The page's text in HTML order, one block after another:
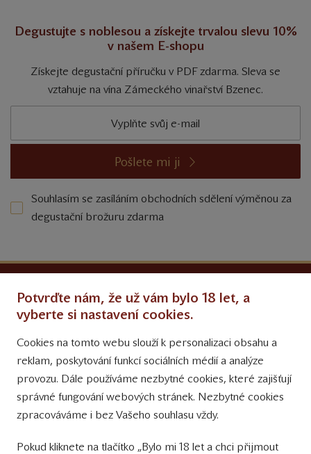
Degustujte s noblesou a získejte trvalou slevu 10%
v našem E-shopu
Získejte degustační příručku v PDF zdarma. Sleva se
vztahuje na vína Zámeckého vinařství Bzenec.
Pošlete mi ji
Souhlasím se zasíláním obchodních sdělení výměnou za
degustační brožuru zdarma
Obchodní podmínky
Přinášíme vám týdně
tipy na Facebooku
Sledujte nás
na Instagramu
Sledujte náš
Potvrďte nám, že už vám bylo 18 let, a
vyberte si nastavení cookies.
Cookies na tomto webu slouží k personalizaci obsahu a
reklam, poskytování funkcí sociálních médií a analýze
provozu. Dále používáme nezbytné cookies, které zajišťují
správné fungování webových stránek. Nezbytné cookies
zpracováváme i bez Vašeho souhlasu vždy.
Pokud kliknete na tlačítko „Bylo mi 18 let a chci přijmout